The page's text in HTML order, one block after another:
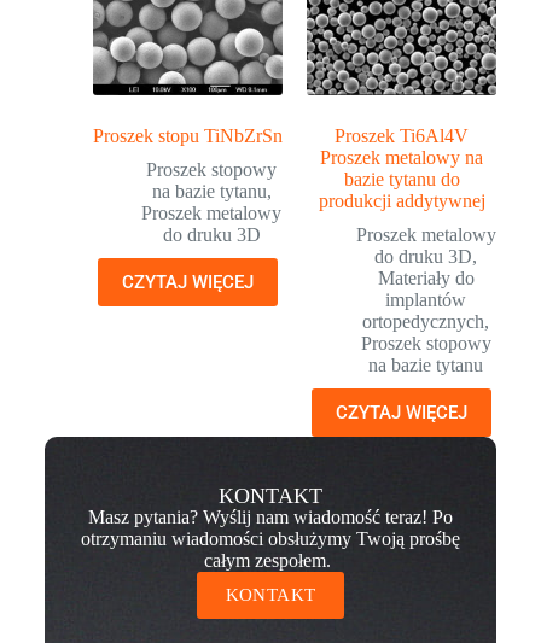
Proszek stopu TiNbZrSn
Proszek stopowy
na bazie tytanu,
Proszek metalowy
do druku 3D
CZYTAJ WIĘCEJ
Proszek Ti6Al4V
Proszek metalowy na
bazie tytanu do
produkcji addytywnej
Proszek metalowy
do druku 3D,
Materiały do
implantów
ortopedycznych,
Proszek stopowy
na bazie tytanu
CZYTAJ WIĘCEJ
KONTAKT
Masz pytania? Wyślij nam wiadomość teraz! Po
otrzymaniu wiadomości obsłużymy Twoją prośbę
całym zespołem.
KONTAKT